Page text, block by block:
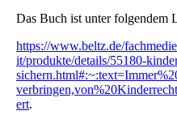
Das Buch ist unter folgendem
https://www.beltz.de/
it/produkte/details/55180-
ert.